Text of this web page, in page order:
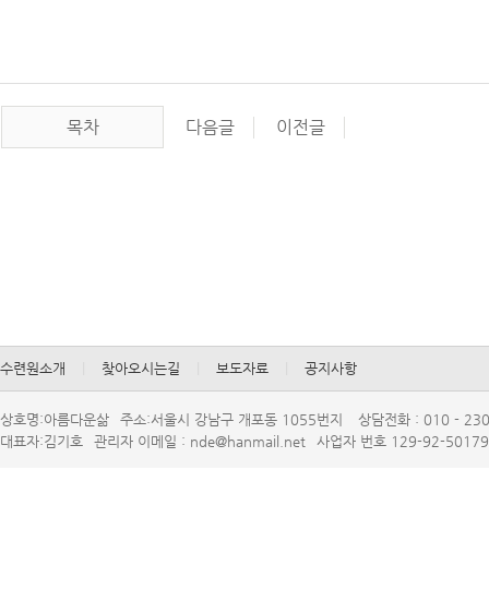
목차 다음글 이전글
수련원소개 찾아오시는길 보도자료 공지사항
상호명:아름다운삶 주소:서울시강남구개포동1055번지
상담전화:010-
대표자:김기호
관리자이메일:nde@hanmail.net 사업자번호129-92-50179